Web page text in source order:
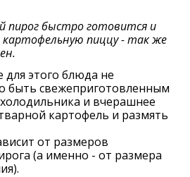
быстро готовится и
пиццу - так же
этого блюда не
быть свежеприготовленным
и вчерашнее
картофель и размять
от размеров
(а именно - от размера